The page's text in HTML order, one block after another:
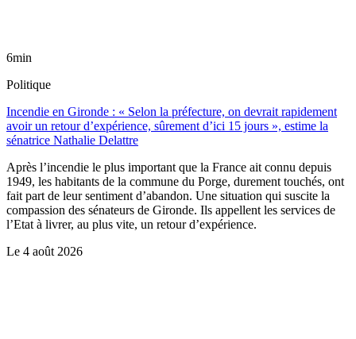
6min
Politique
Incendie en Gironde : « Selon la préfecture, on devrait rapidement
avoir un retour d’expérience, sûrement d’ici 15 jours », estime la
sénatrice Nathalie Delattre
Après l’incendie le plus important que la France ait connu depuis
1949, les habitants de la commune du Porge, durement touchés, ont
fait part de leur sentiment d’abandon. Une situation qui suscite la
compassion des sénateurs de Gironde. Ils appellent les services de
l’Etat à livrer, au plus vite, un retour d’expérience.
Le 4 août 2026